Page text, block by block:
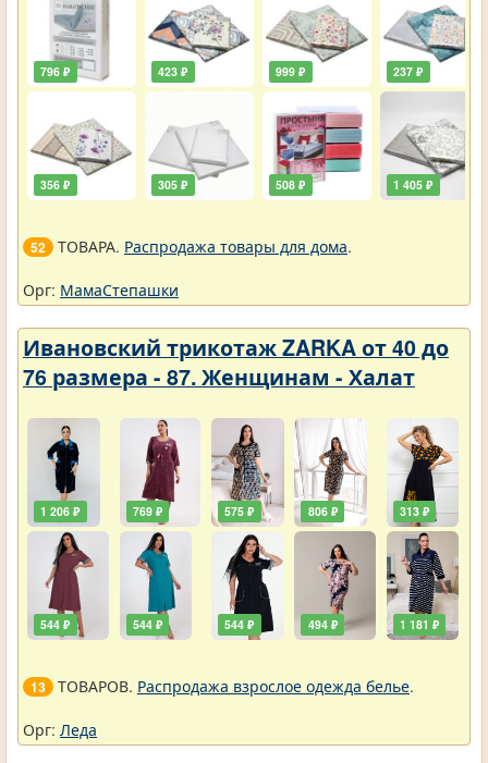
796 ₽
356 ₽
423 ₽
305 ₽
999 ₽
508 ₽
237 ₽
1 405 ₽
52 ТОВАРА. Распродажа товары для дома.
Орг: МамаСтепашки
Ивановский трикотаж ZARKA от 40 до
76 размера - 87. Женщинам - Халат
1 206 ₽
544 ₽
769 ₽
544 ₽
575 ₽
544 ₽
806 ₽
494 ₽
313 ₽
1 181 ₽
13 ТОВАРОВ. Распродажа взрослое одежда белье.
Орг: Леда